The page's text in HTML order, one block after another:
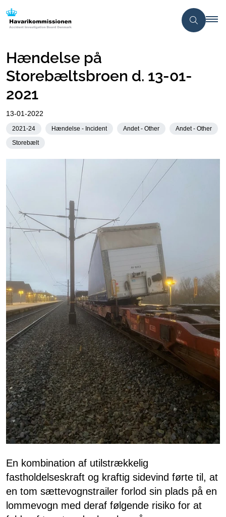
Hændelse på
Storebæltsbroen d. 13-01-
2021
13-01-2022
2021-24 Hændelse - Incident Andet - Other
Andet - Other
Storebælt
En kombination af utilstrækkelig
fastholdelseskraft og kraftig sidevind førte til, at
en tom sættevognstrailer forlod sin plads på en
lommevogn med deraf følgende risiko for at